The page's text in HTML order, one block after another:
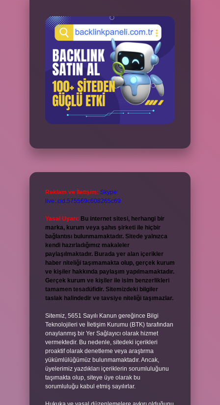
Reklam ve İletişim: Skype:
live:.cid.575569c608265c69
Yasal Uyarı: Bu internet sitesi, herhangi bir
marka, kurum veya şahıs şirketi ile hiçbir
bağlantısı bulunmamaktadır. Sitede yalnızca
kendi hazırladığımız makaleler
paylaşılmaktadır. Burada yer alan içerikler
haber niteliği taşımamakta olup, gerçek kurum
ve kişiler hakkında paylaşım yapılmamaktadır.
Gerçek kurum ve kişiler ile isim benzerlikleri
tamamen tesadüfidir. Sitemizdeki bilgiler
taslak halindedir ve tavsiye niteliği taşımazlar.
Sitemiz, 5651 Sayılı Kanun gereğince Bilgi
Teknolojileri ve İletişim Kurumu (BTK) tarafından
onaylanmış bir Yer Sağlayıcı olarak hizmet
vermektedir. Bu nedenle, sitedeki içerikleri
proaktif olarak denetleme veya araştırma
yükümlülüğümüz bulunmamaktadır. Ancak,
üyelerimiz yazdıkları içeriklerin sorumluluğunu
taşımakta olup, siteye üye olarak bu
sorumluluğu kabul etmiş sayılırlar.